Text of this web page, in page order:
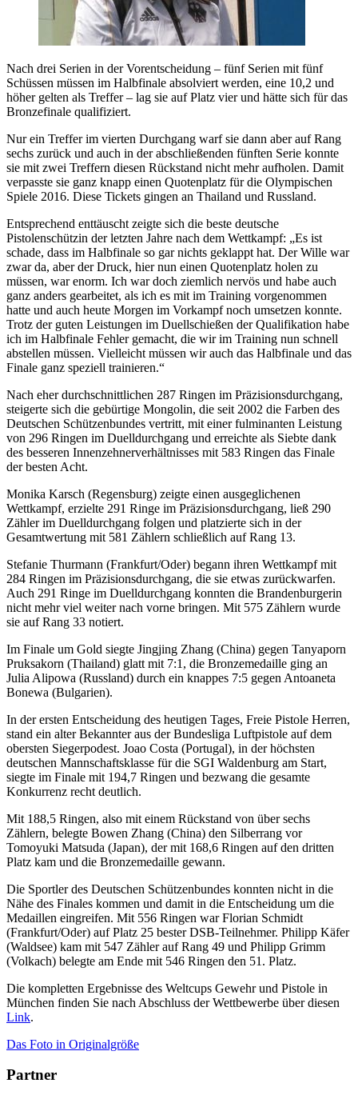
Nach drei Serien in der Vorentscheidung – fünf Serien mit fünf
Schüssen müssen im Halbfinale absolviert werden, eine 10,2 und
höher gelten als Treffer – lag sie auf Platz vier und hätte sich für das
Bronzefinale qualifiziert.
Nur ein Treffer im vierten Durchgang warf sie dann aber auf Rang
sechs zurück und auch in der abschließenden fünften Serie konnte
sie mit zwei Treffern diesen Rückstand nicht mehr aufholen. Damit
verpasste sie ganz knapp einen Quotenplatz für die Olympischen
Spiele 2016. Diese Tickets gingen an Thailand und Russland.
Entsprechend enttäuscht zeigte sich die beste deutsche
Pistolenschützin der letzten Jahre nach dem Wettkampf: „Es ist
schade, dass im Halbfinale so gar nichts geklappt hat. Der Wille war
zwar da, aber der Druck, hier nun einen Quotenplatz holen zu
müssen, war enorm. Ich war doch ziemlich nervös und habe auch
ganz anders gearbeitet, als ich es mit im Training vorgenommen
hatte und auch heute Morgen im Vorkampf noch umsetzen konnte.
Trotz der guten Leistungen im Duellschießen der Qualifikation habe
ich im Halbfinale Fehler gemacht, die wir im Training nun schnell
abstellen müssen. Vielleicht müssen wir auch das Halbfinale und das
Finale ganz speziell trainieren.“
Nach eher durchschnittlichen 287 Ringen im Präzisionsdurchgang,
steigerte sich die gebürtige Mongolin, die seit 2002 die Farben des
Deutschen Schützenbundes vertritt, mit einer fulminanten Leistung
von 296 Ringen im Duelldurchgang und erreichte als Siebte dank
des besseren Innenzehnerverhältnisses mit 583 Ringen das Finale
der besten Acht.
Monika Karsch (Regensburg) zeigte einen ausgeglichenen
Wettkampf, erzielte 291 Ringe im Präzisionsdurchgang, ließ 290
Zähler im Duelldurchgang folgen und platzierte sich in der
Gesamtwertung mit 581 Zählern schließlich auf Rang 13.
Stefanie Thurmann (Frankfurt/Oder) begann ihren Wettkampf mit
284 Ringen im Präzisionsdurchgang, die sie etwas zurückwarfen.
Auch 291 Ringe im Duelldurchgang konnten die Brandenburgerin
nicht mehr viel weiter nach vorne bringen. Mit 575 Zählern wurde
sie auf Rang 33 notiert.
Im Finale um Gold siegte Jingjing Zhang (China) gegen Tanyaporn
Pruksakorn (Thailand) glatt mit 7:1, die Bronzemedaille ging an
Julia Alipowa (Russland) durch ein knappes 7:5 gegen Antoaneta
Bonewa (Bulgarien).
In der ersten Entscheidung des heutigen Tages, Freie Pistole Herren,
stand ein alter Bekannter aus der Bundesliga Luftpistole auf dem
obersten Siegerpodest. Joao Costa (Portugal), in der höchsten
deutschen Mannschaftsklasse für die SGI Waldenburg am Start,
siegte im Finale mit 194,7 Ringen und bezwang die gesamte
Konkurrenz recht deutlich.
Mit 188,5 Ringen, also mit einem Rückstand von über sechs
Zählern, belegte Bowen Zhang (China) den Silberrang vor
Tomoyuki Matsuda (Japan), der mit 168,6 Ringen auf den dritten
Platz kam und die Bronzemedaille gewann.
Die Sportler des Deutschen Schützenbundes konnten nicht in die
Nähe des Finales kommen und damit in die Entscheidung um die
Medaillen eingreifen. Mit 556 Ringen war Florian Schmidt
(Frankfurt/Oder) auf Platz 25 bester DSB-Teilnehmer. Philipp Käfer
(Waldsee) kam mit 547 Zähler auf Rang 49 und Philipp Grimm
(Volkach) belegte am Ende mit 546 Ringen den 51. Platz.
Die kompletten Ergebnisse des Weltcups Gewehr und Pistole in
München finden Sie nach Abschluss der Wettbewerbe über diesen
Link.
Das Foto in Originalgröße
Partner